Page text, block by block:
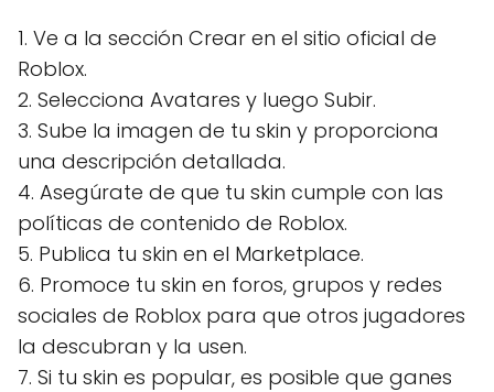
1. Ve a la sección Crear en el sitio oficial de
Roblox.
2. Selecciona Avatares y luego Subir.
3. Sube la imagen de tu skin y proporciona
una descripción detallada.
4. Asegúrate de que tu skin cumple con las
políticas de contenido de Roblox.
5. Publica tu skin en el Marketplace.
6. Promoce tu skin en foros, grupos y redes
sociales de Roblox para que otros jugadores
la descubran y la usen.
7. Si tu skin es popular, es posible que ganes